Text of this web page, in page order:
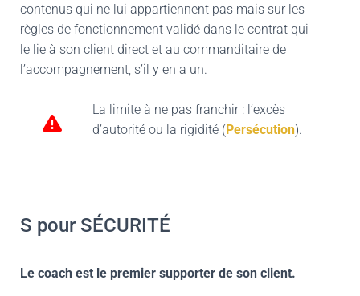
contenus qui ne lui appartiennent pas mais sur les
règles de fonctionnement validé dans le contrat qui
le lie à son client direct et au commanditaire de
l’accompagnement, s’il y en a un.
La limite à ne pas franchir : l’excès
d’autorité ou la rigidité (Persécution).
S pour SÉCURITÉ
Le coach est le premier supporter de son client.